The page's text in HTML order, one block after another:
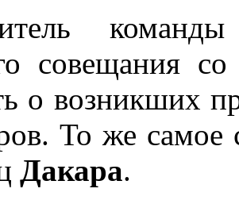
совещания
о возникших
То же самое
Дакара.